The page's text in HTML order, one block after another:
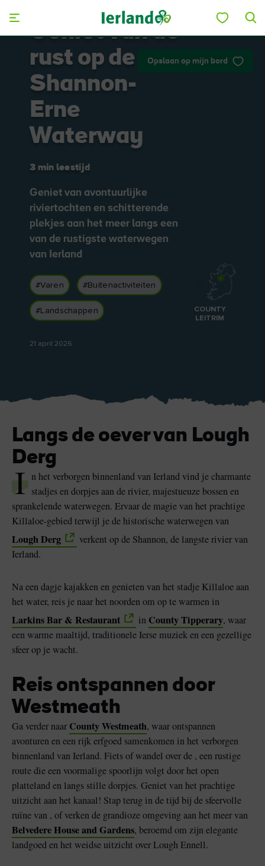
Blarney Castle
Vind ik leuk
leuk
leuk
Opslaan op mijn bord
Geniet van de
rust op de
Shannon-
Erne
Waterway
3 min leestijd
Geniet van avontuurlijke
riviertochten en schitterende
plekjes aan het meer langs een
van de rustigste waterwegen
van Ierland
#Varen #Buitenactiviteiten
#Landschappen
21 april 2026
COUNTY
LEITRIM
Langs de oever van Lough
Derg
I n het verborgen binnenland van Ierland vind je charmante
stadjes en dorpjes aan de rivier, majestueuze bossen en
sprankelende waterwegen. Ervaar de magie van het prachtige
Killaloe-gebied terwijl je de historische waterwegen van
Lough Derg
verkent op de Shannon, de langste rivier van
Ierland.
Na een dagje kajakken en genieten van het stadje Killaloe aan
het water, reis je naar het noorden om op te warmen in
Larkins Bar & Restaurant in County Tipperary, waar
een warme maaltijd, traditionele Ierse muziek en een gezellige
sfeer op je wacht.
Reis ontspannen door
Westmeath
Ga verder naar County Westmeath, waar ontspannen
avonturen en een rijk erfgoed samenkomen in het verborgen
binnenland van Ierland. Fiets of wandel over de , een rustige
route die een voormalige spoorlijn volgt door het open
platteland en langs stille dorpjes. Geniet van het prachtige
uitzicht aan het kanaal! Stap terug in de tijd bij de sfeervolle
ruïne van , of verken de grandioze omgeving aan het meer van
Belvedere House and Gardens, beroemd om zijn elegante
landgoed en het weidse uitzicht over Lough Ennell.